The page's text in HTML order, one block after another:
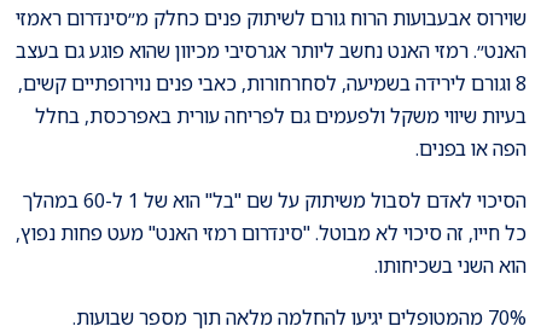
שוירוס אבעבועות הרוח גורם לשיתוק פנים כחלק מ״סינדרום ראמזי
האנט״. רמזי האנט נחשב ליותר אגרסיבי מכיוון שהוא פוגע גם בעצב
8 וגורם לירידה בשמיעה, לסחרחורות, כאבי פנים נוירופתיים קשים,
בעיות שיווי משקל ולפעמים גם לפריחה עורית באפרכסת, בחלל
הפה או בפנים.
הסיכוי לאדם לסבול משיתוק על שם "בל" הוא של 1 ל-60 במהלך
כל חייו, זה סיכוי לא מבוטל. "סינדרום רמזי האנט" מעט פחות נפוץ,
הוא השני בשכיחותו.
70% מהמטופלים יגיעו להחלמה מלאה תוך מספר שבועות.